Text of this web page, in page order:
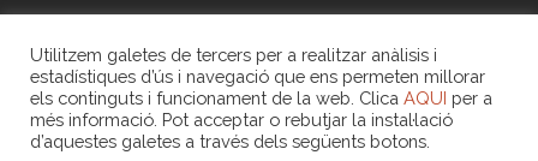
COPYRIGHT 2020 - UNIÓ DE COOPERATIVES
DE TREBALL ASSOCIAT DE LES ILLES
Utilitzem galetes de tercers per a realitzar anàlisis i
estadístiques d’ús i navegació que ens permeten millorar
els continguts i funcionament de la web. Clica AQUI per a
més informació. Pot acceptar o rebutjar la instal·lació
d’aquestes galetes a través dels següents botons.